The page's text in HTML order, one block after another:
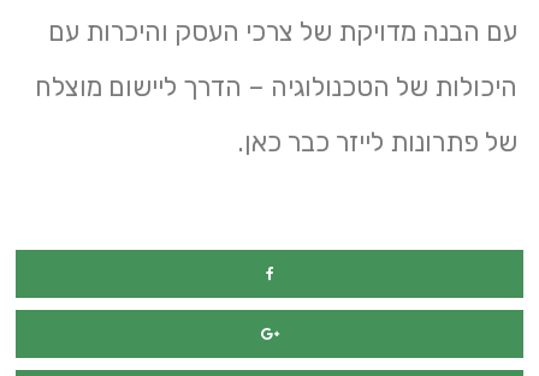
עם הבנה מדויקת של צרכי העסק והיכרות עם
היכולות של הטכנולוגיה – הדרך ליישום מוצלח
של פתרונות לייזר כבר כאן.